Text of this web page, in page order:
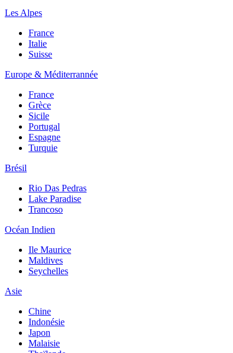
Les Alpes
France
Italie
Suisse
Europe & Méditerrannée
France
Grèce
Sicile
Portugal
Espagne
Turquie
Brésil
Rio Das Pedras
Lake Paradise
Trancoso
Océan Indien
Ile Maurice
Maldives
Seychelles
Asie
Chine
Indonésie
Japon
Malaisie